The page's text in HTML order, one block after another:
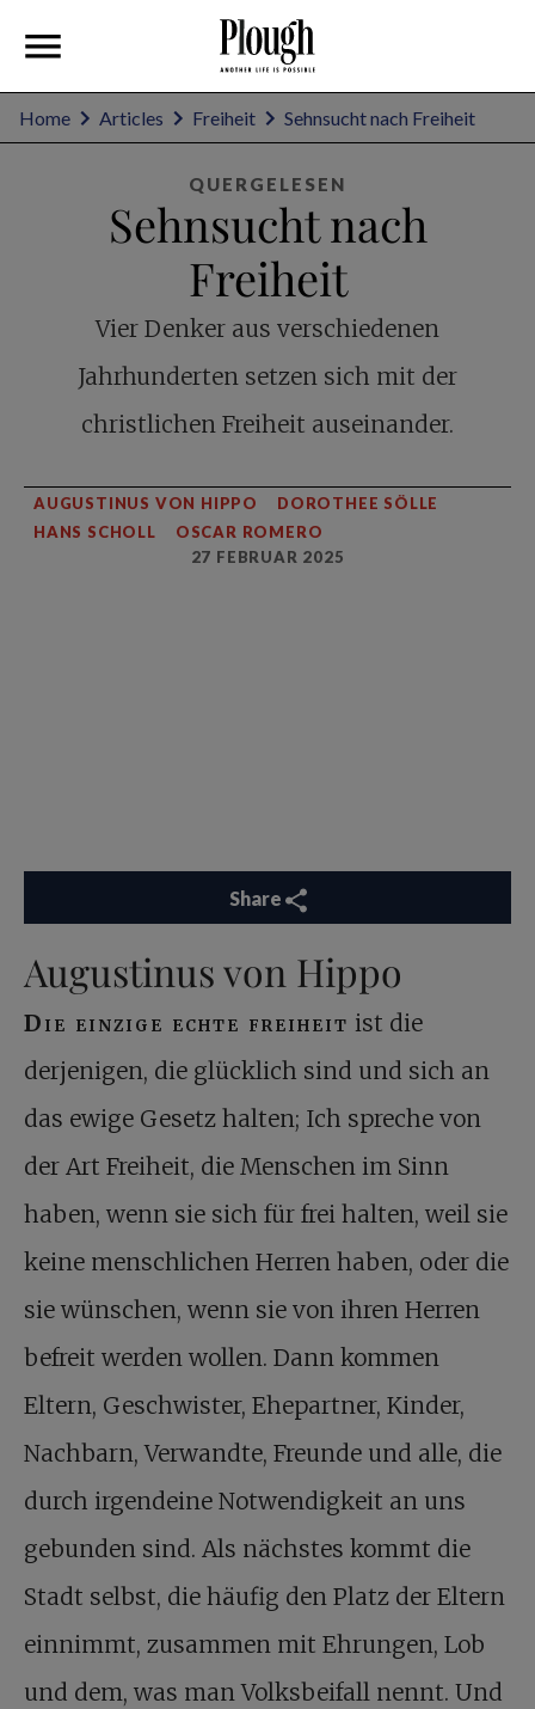
Home Articles Freiheit Sehnsucht nach Freiheit
QUERGELESEN
Sehnsucht nach
Freiheit
Vier Denker aus verschiedenen
Jahrhunderten setzen sich mit der
christlichen Freiheit auseinander.
AUGUSTINUS VON HIPPO
DOROTHEE SÖLLE
HANS SCHOLL
OSCAR ROMERO
27 FEBRUAR 2025
Share
Augustinus von Hippo
Die einzige echte freiheit ist die
derjenigen, die glücklich sind und sich an
das ewige Gesetz halten; Ich spreche von
der Art Freiheit, die Menschen im Sinn
haben, wenn sie sich für frei halten, weil sie
keine menschlichen Herren haben, oder die
sie wünschen, wenn sie von ihren Herren
befreit werden wollen. Dann kommen
Eltern, Geschwister, Ehepartner, Kinder,
Nachbarn, Verwandte, Freunde und alle, die
durch irgendeine Notwendigkeit an uns
gebunden sind. Als nächstes kommt die
Stadt selbst, die häufig den Platz der Eltern
einnimmt, zusammen mit Ehrungen, Lob
und dem, was man Volksbeifall nennt. Und